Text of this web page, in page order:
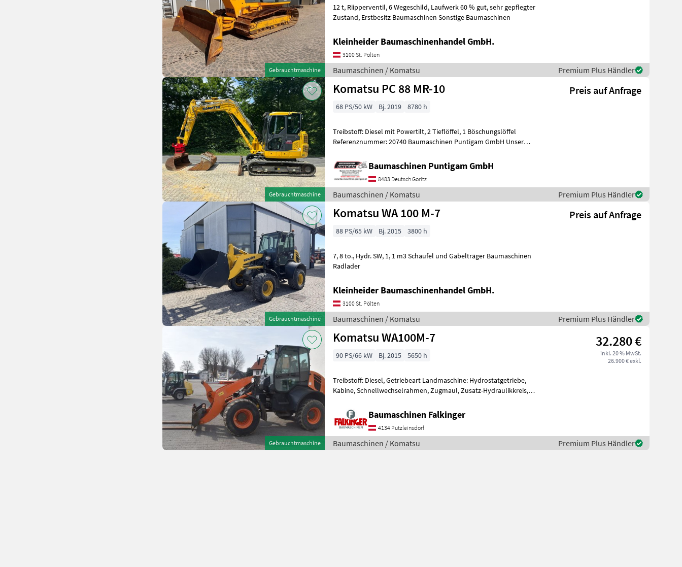
Gebrauchtmaschine
12 t, Riipperventil, 6 Wegeschild, Laufwerk 60 % gut, sehr gepflegter
Zustand, Erstbesitz Baumaschinen Sonstige Baumaschinen
Kleinheider Baumaschinenhandel GmbH.
3100 St. Pölten
Baumaschinen / Komatsu Premium Plus Händler
Gebrauchtmaschine
Komatsu PC 88 MR-10 Preis auf Anfrage
68 PS/50 kW Bj. 2019 8780 h
Treibstoff: Diesel mit Powertilt, 2 Tieflöffel, 1 Böschungslöffel
Referenznummer: 20740 Baumaschinen Puntigam GmbH Unser
Baumaschinen Puntigam GmbH
8483 Deutsch Goritz
Baumaschinen / Komatsu Premium Plus Händler
Gebrauchtmaschine
Komatsu WA 100 M-7 Preis auf Anfrage
88 PS/65 kW Bj. 2015 3800 h
7, 8 to., Hydr. SW, 1, 1 m3 Schaufel und Gabelträger Baumaschinen
Radlader
Kleinheider Baumaschinenhandel GmbH.
3100 St. Pölten
Baumaschinen / Komatsu Premium Plus Händler
Gebrauchtmaschine
Komatsu WA100M-7 32.280 €
inkl. 20 % MwSt.
26.900 € exkl.
90 PS/66 kW Bj. 2015 5650 h
Treibstoff: Diesel, Getriebeart Landmaschine: Hydrostatgetriebe,
Kabine, Schnellwechselrahmen, Zugmaul, Zusatz-Hydraulikkreis,
Baumaschinen Falkinger
4134 Putzleinsdorf
Baumaschinen / Komatsu Premium Plus Händler